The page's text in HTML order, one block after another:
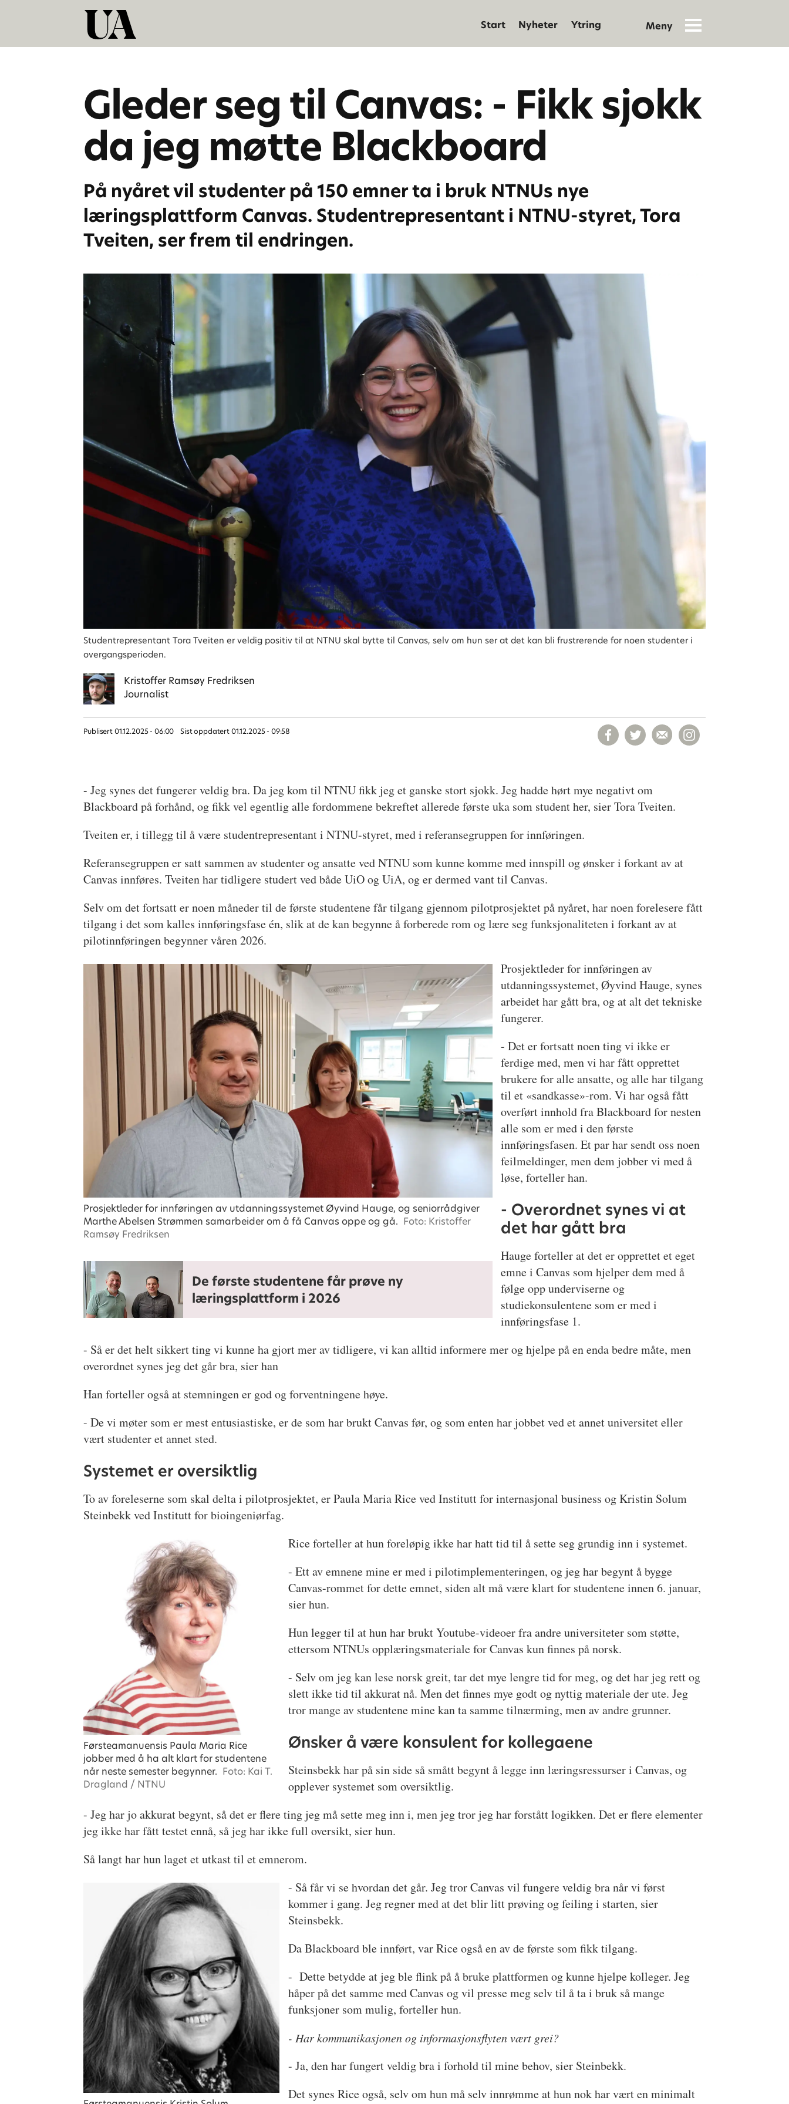
Start Nyheter Ytring
Gleder seg til Canvas: - Fikk sjokk
da jeg møtte Blackboard
På nyåret vil studenter på 150 emner ta i bruk NTNUs nye
læringsplattform Canvas. Studentrepresentant i NTNU-styret, Tora
Tveiten, ser frem til endringen.
Studentrepresentant Tora Tveiten er veldig positiv til at NTNU skal bytte til Canvas, selv om hun ser at det kan bli frustrerende for noen studenter i
overgangsperioden.
Kristoffer Ramsøy Fredriksen
Journalist
Publisert 01.12.2025 - 06:00 Sist oppdatert 01.12.2025 - 09:58
- Jeg synes det fungerer veldig bra. Da jeg kom til NTNU fikk jeg et ganske stort sjokk. Jeg hadde hørt mye negativt om
Blackboard på forhånd, og fikk vel egentlig alle fordommene bekreftet allerede første uka som student her, sier Tora Tveiten.
Tveiten er, i tillegg til å være studentrepresentant i NTNU-styret, med i referansegruppen for innføringen.
Referansegruppen er satt sammen av studenter og ansatte ved NTNU som kunne komme med innspill og ønsker i forkant av at
Canvas innføres. Tveiten har tidligere studert ved både UiO og UiA, og er dermed vant til Canvas.
Selv om det fortsatt er noen måneder til de første studentene får tilgang gjennom pilotprosjektet på nyåret, har noen forelesere fått
tilgang i det som kalles innføringsfase én, slik at de kan begynne å forberede rom og lære seg funksjonaliteten i forkant av at
pilotinnføringen begynner våren 2026.
Prosjektleder for innføringen av utdanningssystemet Øyvind Hauge, og seniorrådgiver
Marthe Abelsen Strømmen samarbeider om å få Canvas oppe og gå. Foto: Kristoffer
Ramsøy Fredriksen
Prosjektleder for innføringen av
utdanningssystemet, Øyvind Hauge, synes
arbeidet har gått bra, og at alt det tekniske
fungerer.
- Det er fortsatt noen ting vi ikke er
ferdige med, men vi har fått opprettet
brukere for alle ansatte, og alle har tilgang
til et «sandkasse»-rom. Vi har også fått
overført innhold fra Blackboard for nesten
alle som er med i den første
innføringsfasen. Et par har sendt oss noen
feilmeldinger, men dem jobber vi med å
løse, forteller han.
De første studentene får prøve ny
læringsplattform i 2026
- Overordnet synes vi at
det har gått bra
Hauge forteller at det er opprettet et eget
emne i Canvas som hjelper dem med å
følge opp underviserne og
studiekonsulentene som er med i
innføringsfase 1.
- Så er det helt sikkert ting vi kunne ha gjort mer av tidligere, vi kan alltid informere mer og hjelpe på en enda bedre måte, men
overordnet synes jeg det går bra, sier han
Han forteller også at stemningen er god og forventningene høye.
- De vi møter som er mest entusiastiske, er de som har brukt Canvas før, og som enten har jobbet ved et annet universitet eller
vært studenter et annet sted.
Systemet er oversiktlig
To av foreleserne som skal delta i pilotprosjektet, er Paula Maria Rice ved Institutt for internasjonal business og Kristin Solum
Steinbekk ved Institutt for bioingeniørfag.
Førsteamanuensis Paula Maria Rice
jobber med å ha alt klart for studentene
når neste semester begynner. Foto: Kai T.
Dragland / NTNU
Rice forteller at hun foreløpig ikke har hatt tid til å sette seg grundig inn i systemet.
- Ett av emnene mine er med i pilotimplementeringen, og jeg har begynt å bygge
Canvas-rommet for dette emnet, siden alt må være klart for studentene innen 6. januar,
sier hun.
Hun legger til at hun har brukt Youtube-videoer fra andre universiteter som støtte,
ettersom NTNUs opplæringsmateriale for Canvas kun finnes på norsk.
- Selv om jeg kan lese norsk greit, tar det mye lengre tid for meg, og det har jeg rett og
slett ikke tid til akkurat nå. Men det finnes mye godt og nyttig materiale der ute. Jeg
tror mange av studentene mine kan ta samme tilnærming, men av andre grunner.
Ønsker å være konsulent for kollegaene
Steinsbekk har på sin side så smått begynt å legge inn læringsressurser i Canvas, og
opplever systemet som oversiktlig.
- Jeg har jo akkurat begynt, så det er flere ting jeg må sette meg inn i, men jeg tror jeg har forstått logikken. Det er flere elementer
jeg ikke har fått testet ennå, så jeg har ikke full oversikt, sier hun.
Så langt har hun laget et utkast til et emnerom.
- Så får vi se hvordan det går. Jeg tror Canvas vil fungere veldig bra når vi først
kommer i gang. Jeg regner med at det blir litt prøving og feiling i starten, sier
Steinsbekk.
Da Blackboard ble innført, var Rice også en av de første som fikk tilgang.
- Dette betydde at jeg ble flink på å bruke plattformen og kunne hjelpe kolleger. Jeg
håper på det samme med Canvas og vil presse meg selv til å ta i bruk så mange
funksjoner som mulig, forteller hun.
- Har kommunikasjonen og informasjonsflyten vært grei?
- Ja, den har fungert veldig bra i forhold til mine behov, sier Steinbekk.
Det synes Rice også, selv om hun må selv innrømme at hun nok har vært en minimalt